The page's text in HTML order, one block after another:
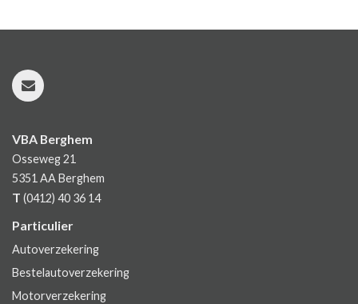
VBA Berghem
Osseweg 21
5351 AABerghem
T (0412) 40 36 14
Particulier
Autoverzekering
Bestelautoverzekering
Motorverzekering